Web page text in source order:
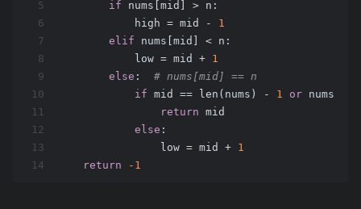
5
6
7
8
9
10
11
12
13
14
if nums[mid] > n:
            high = mid -
1
elif nums[mid] < n:
            low = mid +
1
else : # nums[mid] == n
if mid == len(nums) - 1 or
return mid
else :
                low = mid +
1
return
-1